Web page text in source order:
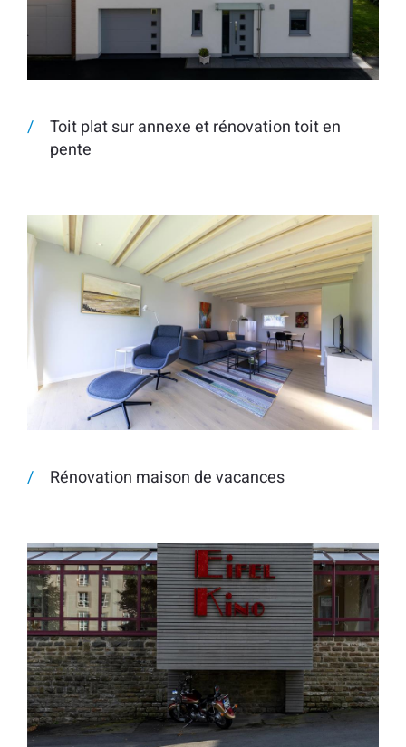
Toit plat sur annexe et rénovation toit en
pente
Rénovation maison de vacances